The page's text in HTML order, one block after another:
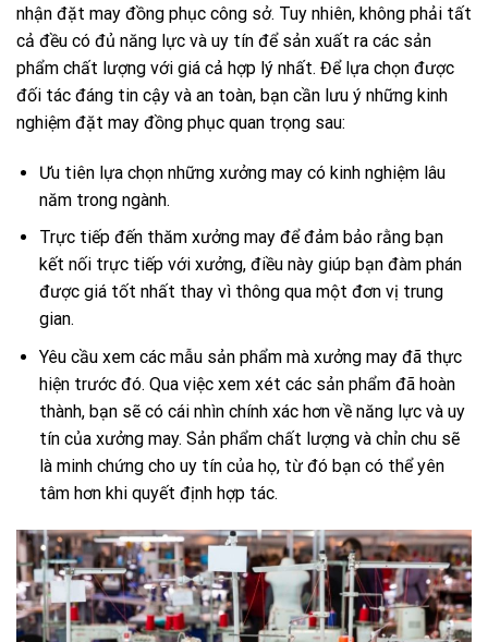
nhận đặt may đồng phục công sở. Tuy nhiên, không phải tất
cả đều có đủ năng lực và uy tín để sản xuất ra các sản
phẩm chất lượng với giá cả hợp lý nhất. Để lựa chọn được
đối tác đáng tin cậy và an toàn, bạn cần lưu ý những kinh
nghiệm đặt may đồng phục quan trọng sau:
Ưu tiên lựa chọn những xưởng may có kinh nghiệm lâu
năm trong ngành.
Trực tiếp đến thăm xưởng may để đảm bảo rằng bạn
kết nối trực tiếp với xưởng, điều này giúp bạn đàm phán
được giá tốt nhất thay vì thông qua một đơn vị trung
gian.
Yêu cầu xem các mẫu sản phẩm mà xưởng may đã thực
hiện trước đó. Qua việc xem xét các sản phẩm đã hoàn
thành, bạn sẽ có cái nhìn chính xác hơn về năng lực và uy
tín của xưởng may. Sản phẩm chất lượng và chỉn chu sẽ
là minh chứng cho uy tín của họ, từ đó bạn có thể yên
tâm hơn khi quyết định hợp tác.